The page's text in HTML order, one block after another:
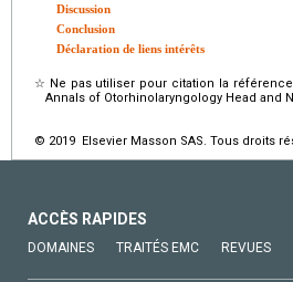
Discussion
Conclusion
Déclaration de liens intérêts
☆ Ne pas utiliser pour citation la
Annals of Otorhinolaryngology Head and
© 2019 Elsevier Masson SAS. Tous droits
ACCÈS RAPIDES
DOMAINES TRAITÉS EMC REVUES